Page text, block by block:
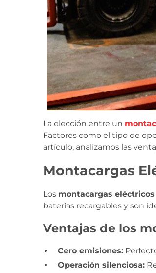
La elección entre un
Factores como el tipo de
artículo, analizamos las
Montacargas
Los montacargas eléctricos
baterías recargables y son
Ventajas de los
Cero emisiones:
Operación silenciosa: